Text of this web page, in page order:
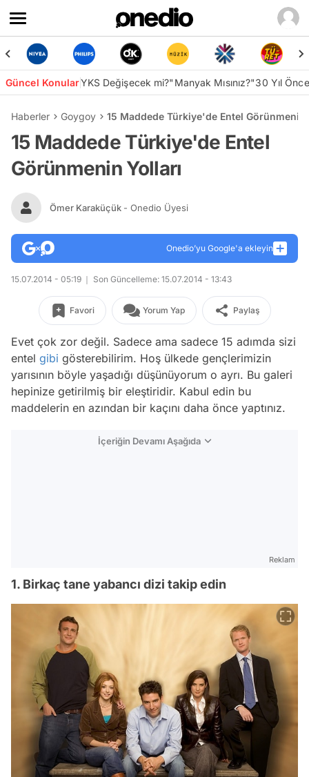
Güncel KonularYKS Değişecek mi?"Manyak Mısınız?"30 Yıl
Haberler Goygoy 15 Maddede Türkiye'de Entel Görünmenin
15 Maddede Türkiye'de Entel
Görünmenin Yolları
Ömer Karaküçük - Onedio Üyesi
Onedio’yu Google'a ekleyin
15.07.2014 - 05:19 Son Güncelleme: 15.07.2014 - 13:43
Favori Yorum Yap Paylaş
Evet çok zor değil. Sadece ama sadece 15 adımda sizi
entel gibi gösterebilirim. Hoş ülkede gençlerimizin
yarısının böyle yaşadığı düşünüyorum o ayrı. Bu galeri
hepinize getirilmiş bir eleştiridir. Kabul edin bu
maddelerin en azından bir kaçını daha önce yaptınız.
İçeriğin Devamı Aşağıda
Reklam
1. Birkaç tane yabancı dizi takip edin